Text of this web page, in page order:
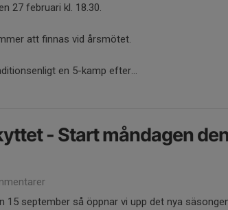
27 februari kl. 18.30.
att finnas vid årsmötet.
en 5-kamp efter...
- Start måndagen
15 september så öppnar vi upp det nya